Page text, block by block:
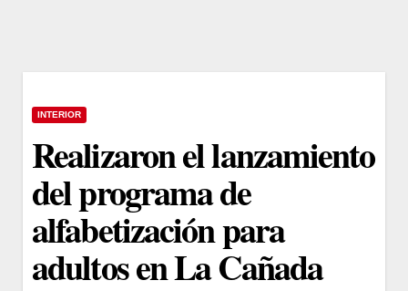
INTERIOR
Realizaron el lanzamiento
del programa de
alfabetización para
adultos en La Cañada